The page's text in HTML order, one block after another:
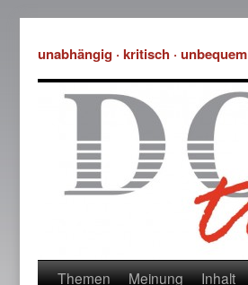
unabhängig · kritisch · unbequem
Themen Meinung Inhalt